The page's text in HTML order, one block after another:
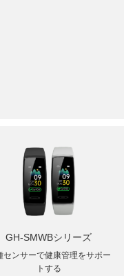
GH-SMWBシリーズ
センサーで健康管理をサポー
トする